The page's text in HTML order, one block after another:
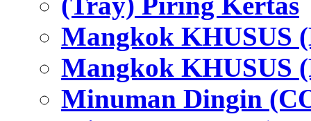
Mangkok KHUSUS
Mangkok KHUSUS
Minuman Dingin